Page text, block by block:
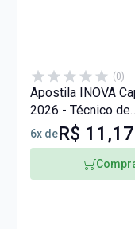
(0)
Apostila INOVA
2026 - Técnico de
Enfermagem -
6x deR$ 11,17